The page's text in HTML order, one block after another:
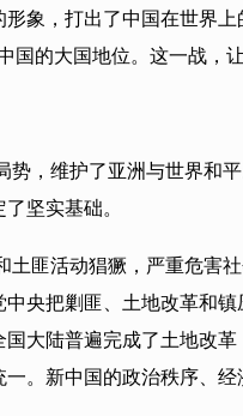
象，打出了中国在世界
国的大国地位。这一战，
，维护了亚洲与世界和
坚实基础。
匪活动猖獗，严重危害
央把剿匪、土地改革和
大陆普遍完成了土地改革
。新中国的政治秩序、